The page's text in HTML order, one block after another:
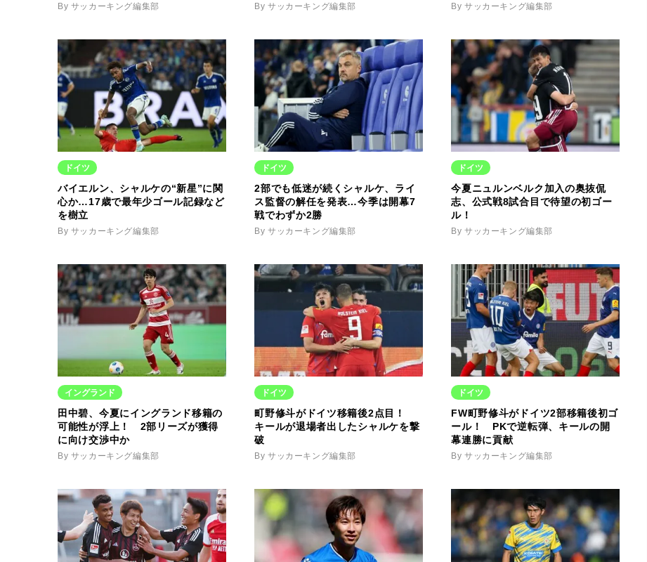
By サッカーキング編集部 By サッカーキング編集部 By サッカーキング編集部
ドイツ
バイエルン、シャルケの“新星”に関
心か…17歳で最年少ゴール記録など
を樹立
By サッカーキング編集部
ドイツ
2部でも低迷が続くシャルケ、ライ
ス監督の解任を発表…今季は開幕7
戦でわずか2勝
By サッカーキング編集部
ドイツ
今夏ニュルンベルク加入の奥抜侃
志、公式戦8試合目で待望の初ゴー
ル！
By サッカーキング編集部
イングランド
田中碧、今夏にイングランド移籍の
可能性が浮上！ 2部リーズが獲得
に向け交渉中か
By サッカーキング編集部
ドイツ
町野修斗がドイツ移籍後2点目！
キールが退場者出したシャルケを撃
破
By サッカーキング編集部
ドイツ
FW町野修斗がドイツ2部移籍後初ゴ
ール！ PKで逆転弾、キールの開
幕連勝に貢献
By サッカーキング編集部